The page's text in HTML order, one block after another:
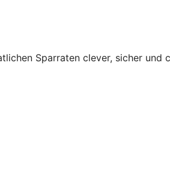
Sparraten clever, sicher und